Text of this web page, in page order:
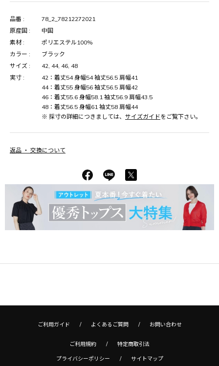
品番 :
78_2_78212272021
原産国 :
中国
素材 :
ポリエステル100%
カラー :
ブラック
サイズ :
42, 44, 46, 48
実寸 :
42：着丈54 身幅54 袖丈56.5 肩幅41
44：着丈55 身幅56 袖丈56.5 肩幅42
46：着丈55.6 身幅58.1 袖丈56.9 肩幅43.5
48：着丈56.5 身幅61 袖丈58 肩幅44
※ 採寸の詳細につきましては、 サイズガイドをご覧下さい。
返品 ・ 交換について
ご利用ガイド よくあるご質問 お問い合わせ
ご利用規約 特定商取引法
プライバシーポリシー サイトマップ